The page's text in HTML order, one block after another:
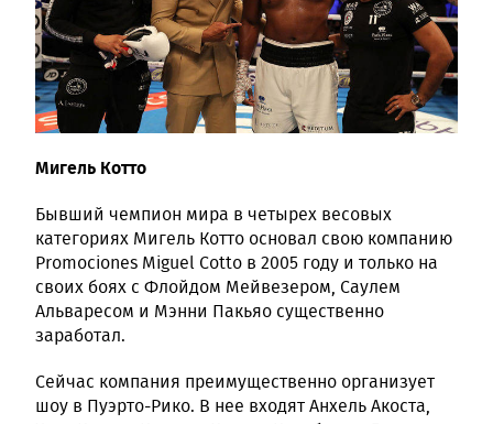
Мигель Котто
Бывший чемпион мира в четырех весовых
категориях Мигель Котто основал свою компанию
Promociones Miguel Cotto в 2005 году и только на
своих боях с Флойдом Мейвезером, Саулем
Альваресом и Мэнни Пакьяо существенно
заработал.
Сейчас компания преимущественно организует
шоу в Пуэрто-Рико. В нее входят Анхель Акоста,